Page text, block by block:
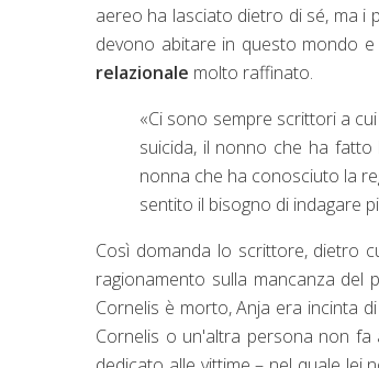
aereo ha lasciato dietro di sé, ma i
devono abitare in questo mondo
relazionale molto raffinato.
«Ci sono sempre scrittori a
suicida, il nonno che ha fatto
nonna che ha conosciuto la
sentito il bisogno di indagare
Così domanda lo scrittore, dietro
ragionamento sulla mancanza
Cornelis è morto, Anja era incinta
Cornelis o un'altra persona non